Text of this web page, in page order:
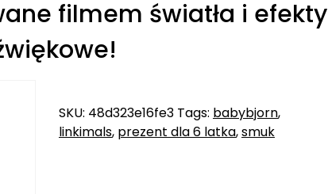
filmem światła i efekty
SKU: 48d323e16fe3 Tags: babybjorn,
linkimals, prezent dla 6 latka,smuk